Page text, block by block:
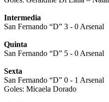
Intermedia
San Fernando “D” 3 - 0 Arsenal
Quinta
San Fernando “D” 5 - 0 Arsenal
Sexta
San Fernando “D” 0 - 1 Arsenal
Goles: Micaela Dorado